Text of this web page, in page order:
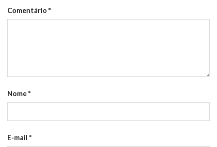
Comentário *
Nome*
E-mail *